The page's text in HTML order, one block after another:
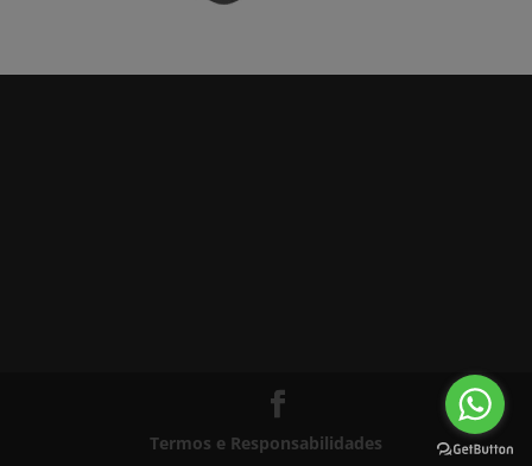
Termos e Responsabilidades